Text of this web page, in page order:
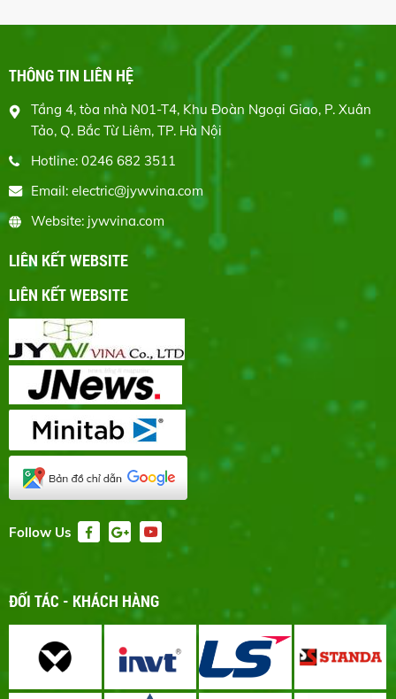
THÔNG TIN LIÊN HỆ
Tầng 4, tòa nhà N01-T4, Khu Đoàn Ngoại Giao, P. Xuân
Tảo, Q. Bắc Từ Liêm, TP. Hà Nội
Hotline: 0246 682 3511
Email: electric@jywvina.com
Website: jywvina.com
LIÊN KẾT WEBSITE
LIÊN KẾT WEBSITE
Follow Us
ĐỐI TÁC - KHÁCH HÀNG